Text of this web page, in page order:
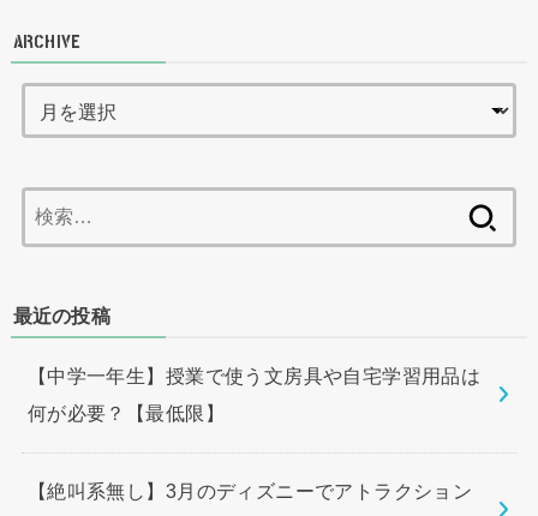
ARCHIVE
索:
最近の投稿
【中学一年生】授業で使う文房具や自宅学習用品は
何が必要？【最低限】
【絶叫系無し】3月のディズニーでアトラクション